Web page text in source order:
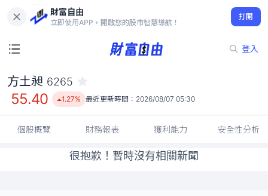
財富自由
立即使用APP，開啟您的股市智慧導航！
打開
登入
55.40
1.27%
方土昶 6265
55.40 1.27% 最近更新時間： 2026/08/07 05:30
個股概覽 財務報表 獲利能力 安全性分析
很抱歉！暫時沒有相關新聞